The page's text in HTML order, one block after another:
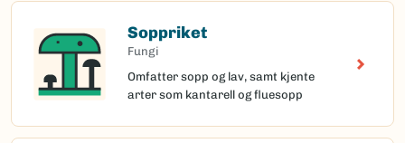
Soppriket
Fungi
Omfatter sopp og lav, samt kjente
arter som kantarell og fluesopp